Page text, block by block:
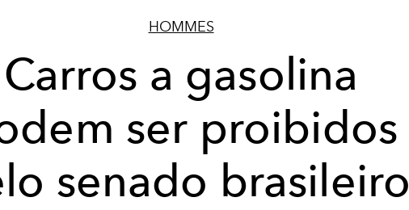
HOMMES
Carros a gasolina
ser proibidos
senado brasileiro